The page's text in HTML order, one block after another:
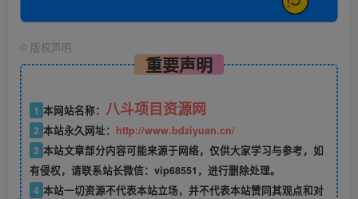
© 版权声明
重要声明
1 本网站名称： 八斗项目资源网
2 本站永久网址： http://www.bdziyuan.cn/
3 本站文章部分内容可能来源于网络，仅供大家学习与参考，如
有侵权，请联系站长微信：vip68551，进行删除处理。
4 本站一切资源不代表本站立场，并不代表本站赞同其观点和对